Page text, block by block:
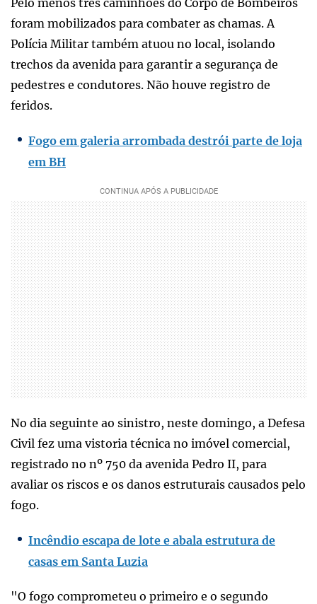
foram mobilizados para combater as chamas. A
Polícia Militar também atuou no local, isolando
trechos da avenida para garantir a segurança de
pedestres e condutores. Não houve registro de
feridos.
Fogo em galeria arrombada destrói parte de loja
em BH
No dia seguinte ao sinistro, neste domingo, a Defesa
Civil fez uma vistoria técnica no imóvel comercial,
registrado no nº 750 da avenida Pedro II, para
avaliar os riscos e os danos estruturais causados pelo
fogo.
Incêndio escapa de lote e abala estrutura de
casas em Santa Luzia
"O fogo comprometeu o primeiro e o segundo